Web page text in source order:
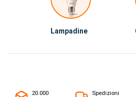
Lampadine
20.000
Spedizioni